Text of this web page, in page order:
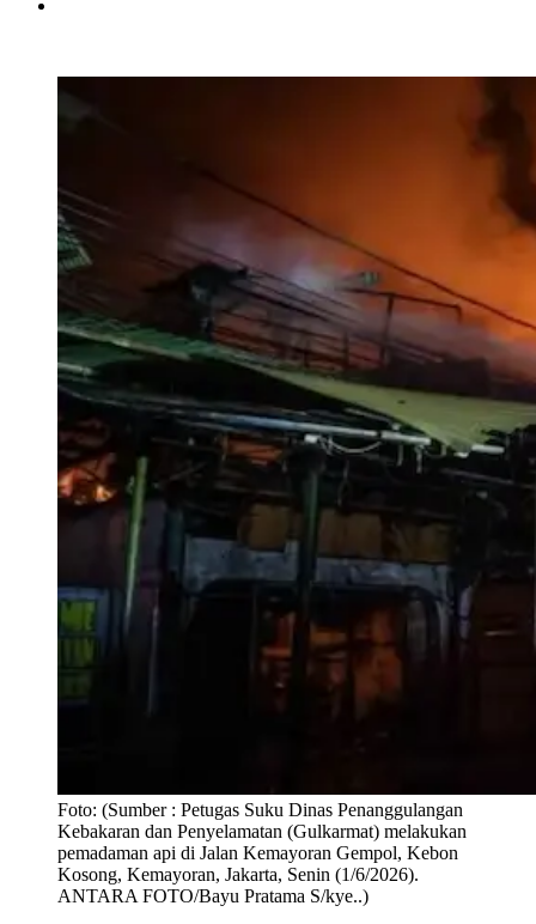
Foto: (Sumber : Petugas Suku Dinas Penanggulangan
Kebakaran dan Penyelamatan (Gulkarmat) melakukan
pemadaman api di Jalan Kemayoran Gempol, Kebon
Kosong, Kemayoran, Jakarta, Senin (1/6/2026).
ANTARA FOTO/Bayu Pratama S/kye..)